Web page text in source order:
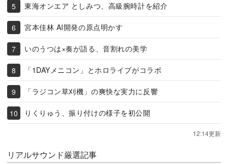
東海オンエア としみつ、高級腕時計を紹介
宮本佳林 AI開発の原点明かす
いのうつは×奏が語る、音割れの美学
「1DAYメニコン」とホロライブがコラボ
「ラジコン草刈機」の爽快な実力に反響
りくりゅう、振り付けの様子を初公開
12:14更新
リアルサウンド厳選記事